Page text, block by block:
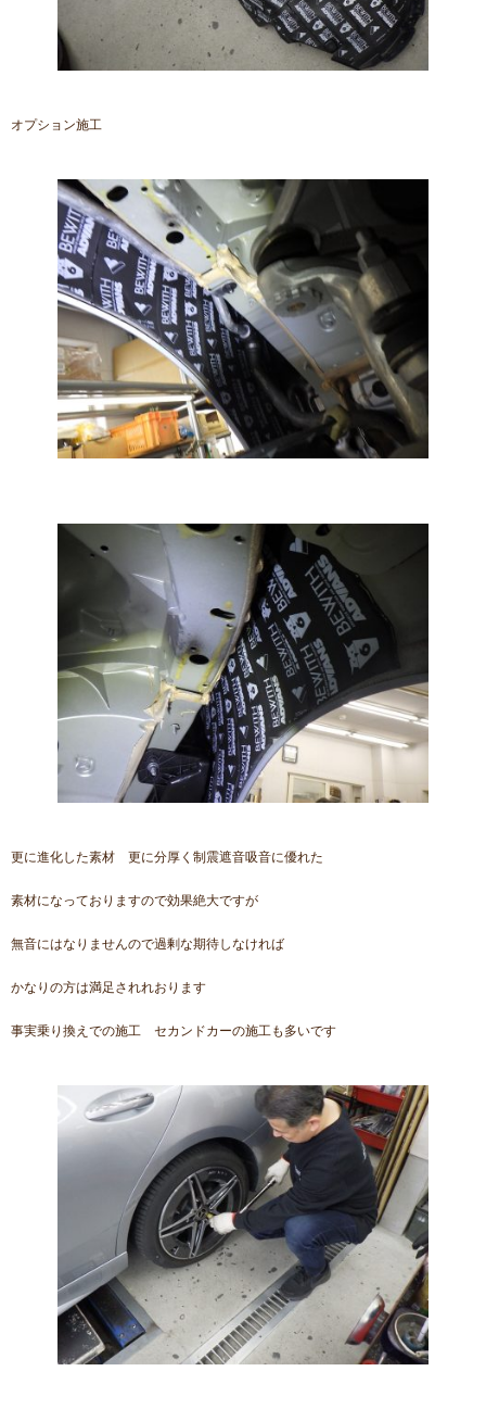
オプション施工
更に進化した素材 更に分厚く制震遮音吸音に優れた
素材になっておりますので効果絶大ですが
無音にはなりませんので過剰な期待しなければ
かなりの方は満足されれおります
事実乗り換えでの施工 セカンドカーの施工も多いです